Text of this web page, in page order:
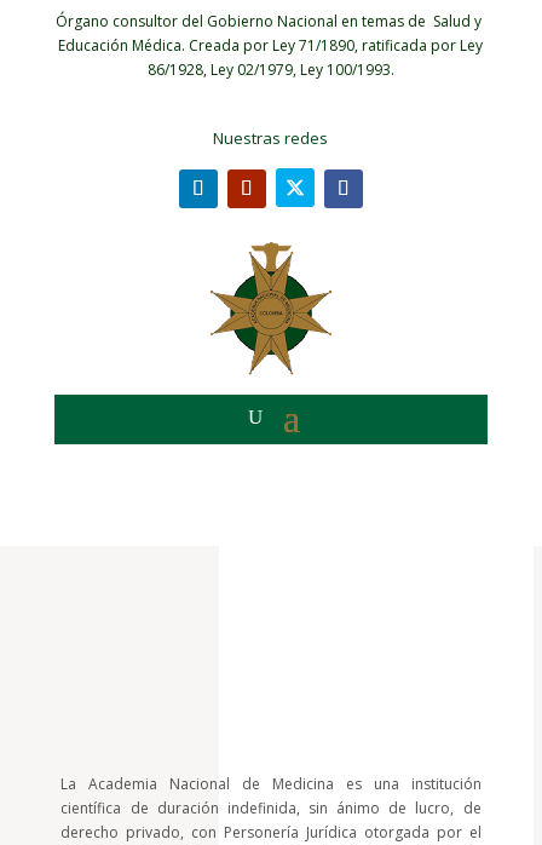
Órgano consultor del Gobierno Nacional en temas de Salud y
Educación Médica. Creada por Ley 71/1890, ratificada por Ley
86/1928, Ley 02/1979, Ley 100/1993.
Nuestras redes
La Academia Nacional de Medicina es una institución
científica de duración indefinida, sin ánimo de lucro, de
derecho privado, con Personería Jurídica otorgada por el